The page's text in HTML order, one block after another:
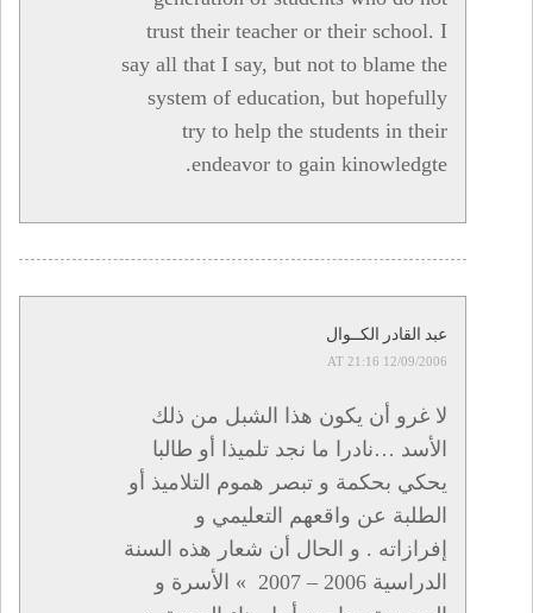
trust their teacher or their school. I
say all that I say, but not to blame the
system of education, but hopefully
try to help the students in their
endeavor to gain kinowledgte.
عبد القادر الكــوال
12/09/2006 AT 21:16
لا غرو أن يكون هذا الشبل من ذلك
الأسد …نادرا ما نجد تلميذا أو طالبا
يحكي بحكمة و تبصر هموم التلاميذ أو
الطلبة عن واقعهم التعليمي و
إفرازاته . و الحال أن شعار هذه السنة
الدراسية 2006 – 2007 » الأسرة و